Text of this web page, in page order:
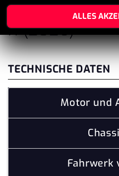
PEUGEOT
R (2026)
TECHNISCHE DATEN
Motor und
Fahrwerk
ALLES